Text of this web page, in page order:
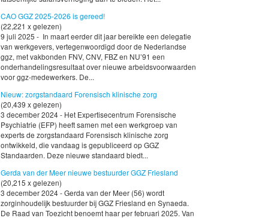
CAO GGZ 2025-2026 is gereed!
(22,221 x gelezen)
9 juli 2025 - In maart eerder dit jaar bereikte een delegatie
van werkgevers, vertegenwoordigd door de Nederlandse
ggz, met vakbonden FNV, CNV, FBZ en NU’91 een
onderhandelingsresultaat over nieuwe arbeidsvoorwaarden
voor ggz-medewerkers. De...
Nieuw: zorgstandaard Forensisch klinische zorg
(20,439 x gelezen)
3 december 2024 - Het Expertisecentrum Forensische
Psychiatrie (EFP) heeft samen met een werkgroep van
experts de zorgstandaard Forensisch klinische zorg
ontwikkeld, die vandaag is gepubliceerd op GGZ
Standaarden. Deze nieuwe standaard biedt...
Gerda van der Meer nieuwe bestuurder GGZ Friesland
(20,215 x gelezen)
3 december 2024 - Gerda van der Meer (56) wordt
zorginhoudelijk bestuurder bij GGZ Friesland en Synaeda.
De Raad van Toezicht benoemt haar per februari 2025. Van